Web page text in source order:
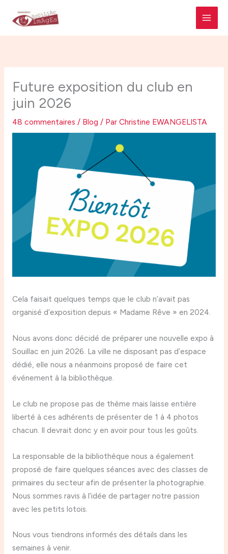
Future exposition du club en
juin 2026
48 commentaires / Blog / Par Christine EWANGELISTA
Cela faisait quelques temps que le club n’avait pas
organisé d’exposition depuis « Madame Rêve » en 2024.
Nous avons donc décidé de préparer une nouvelle expo à
Souillac en juin 2026. La ville ne disposant pas d’espace
dédié, elle nous a néanmoins proposé de faire cet
événement à la bibliothèque.
Le club ne propose pas de thème mais laisse entière
liberté à ces adhérents de présenter de 1 à 4 photos
chacun. Il devrait donc y en avoir pour tous les goûts.
La responsable de la bibliothèque nous a également
proposé de faire quelques séances avec des classes de
primaires du secteur afin de présenter la photographie.
Nous sommes ravis à l’idée de partager notre passion
avec les petits lotois.
Nous vous tiendrons informés des détails dans les
semaines à venir.